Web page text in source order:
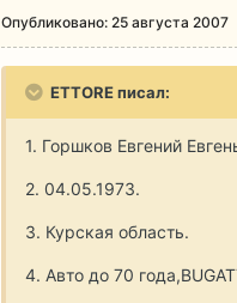
Опубликовано: 25 августа 2007
ETTORE писал:
1. Горшков Евгений
2. 04.05.1973.
3. Курская область.
4. Авто до 70